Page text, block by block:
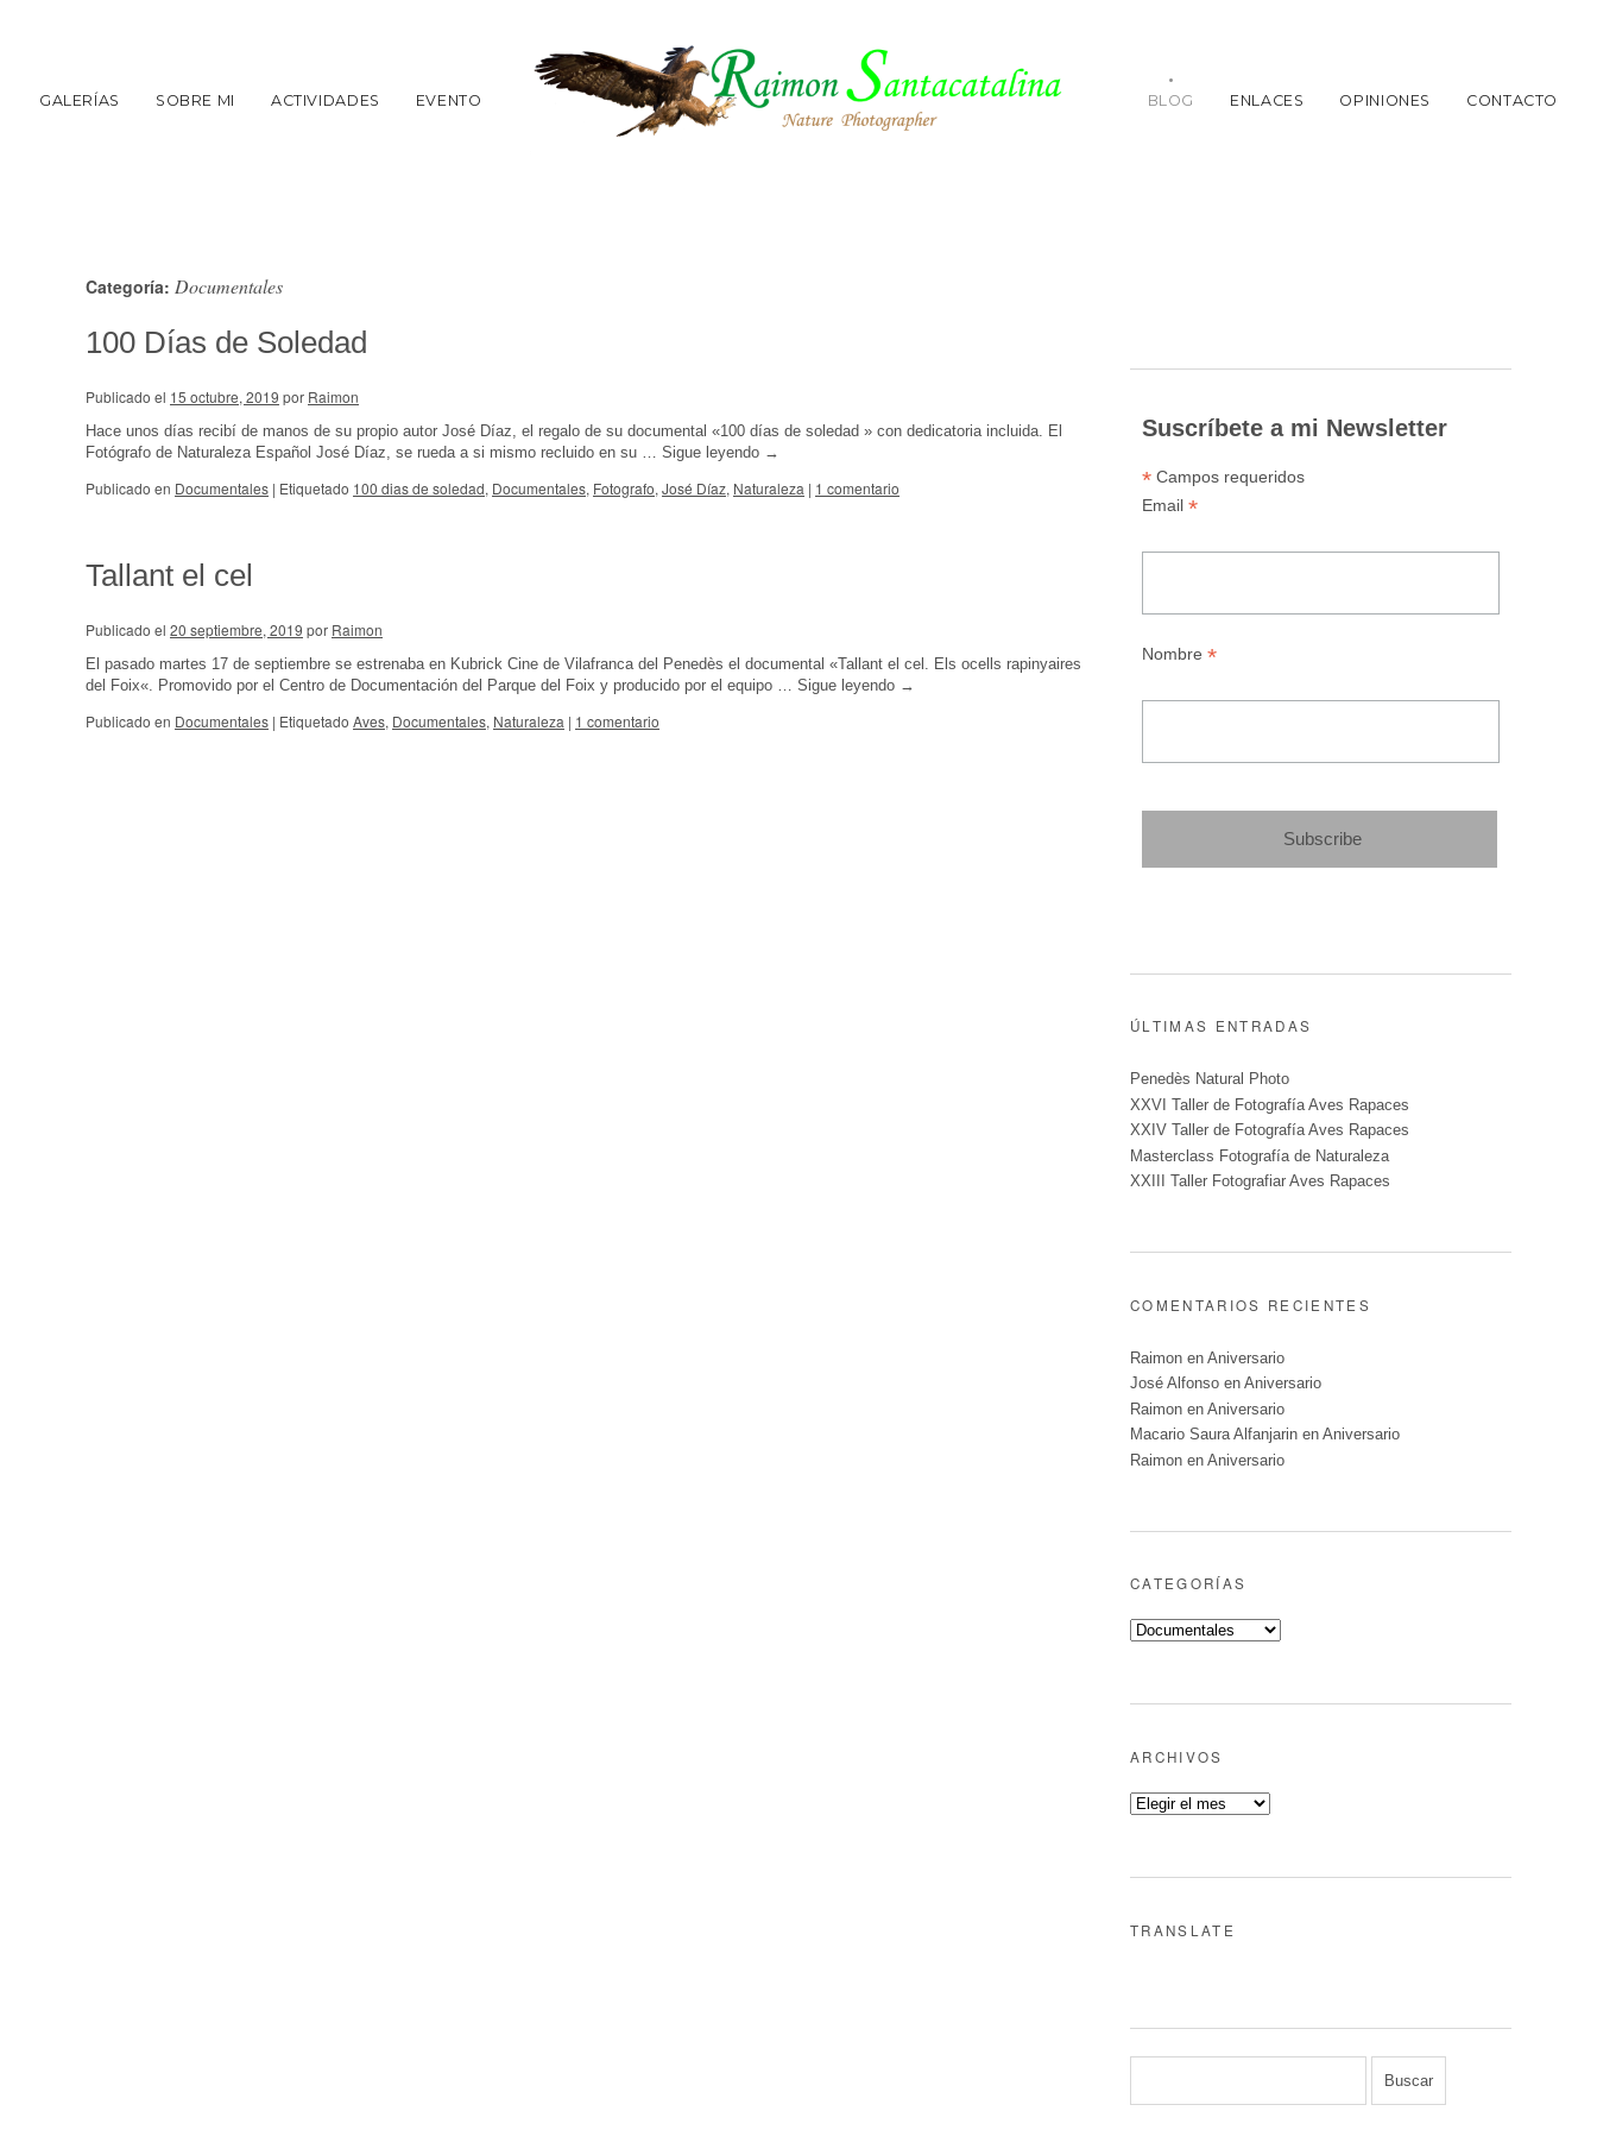
GALERÍAS SOBRE MI ACTIVIDADES EVENTO BLOG ENLACES OPINIONES CONTACTO
Categoría: Documentales
100 Días de Soledad
Publicado el 15 octubre, 2019 por Raimon
Hace unos días recibí de manos de su propio autor José Díaz, el regalo de su documental «100 días de soledad » con dedicatoria incluida. El
Fotógrafo de Naturaleza Español José Díaz, se rueda a si mismo recluido en su … Sigue leyendo →
Publicado en Documentales | Etiquetado 100 dias de soledad, Documentales, Fotografo, José Díaz, Naturaleza | 1 comentario
Tallant el cel
Publicado el 20 septiembre, 2019 por Raimon
El pasado martes 17 de septiembre se estrenaba en Kubrick Cine de Vilafranca del Penedès el documental «Tallant el cel. Els ocells rapinyaires
del Foix«. Promovido por el Centro de Documentación del Parque del Foix y producido por el equipo … Sigue leyendo →
Publicado en Documentales | Etiquetado Aves, Documentales, Naturaleza | 1 comentario
Suscríbete a mi Newsletter
*Campos requeridos
Email *
Nombre *
ÚLTIMAS ENTRADAS
Penedès Natural Photo
XXVI Taller de Fotografía Aves Rapaces
XXIV Taller de Fotografía Aves Rapaces
Masterclass Fotografía de Naturaleza
XXIII Taller Fotografiar Aves Rapaces
COMENTARIOS RECIENTES
Raimon en Aniversario
José Alfonso en Aniversario
Raimon en Aniversario
Macario Saura Alfanjarin en Aniversario
Raimon en Aniversario
CATEGORÍAS
ARCHIVOS
TRANSLATE